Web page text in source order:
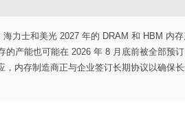
力士和美光 2027 年的 DRAM 和 HBM 内
产能也可能在 2026 年 8 月底前被全部预
内存制造商正与企业签订长期协议以确保